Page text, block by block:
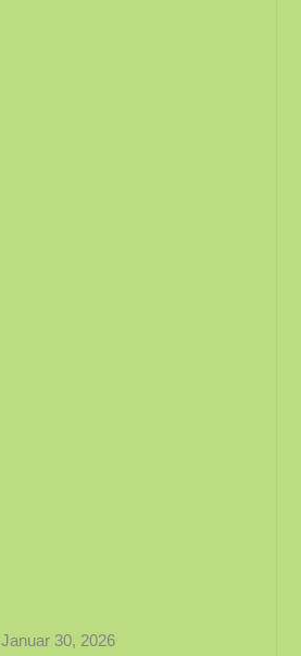
Januar 30, 2026